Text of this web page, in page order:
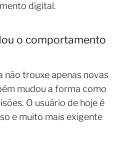
digital.
o comportamento
não trouxe apenas novas
mudou a forma como
O usuário de hoje é
e muito mais exigente